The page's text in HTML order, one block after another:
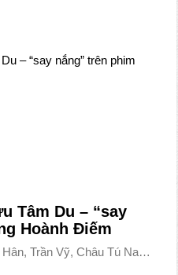
Tâm Du – “say
Hoành Điếm
Trần Vỹ, Châu Tú Na…